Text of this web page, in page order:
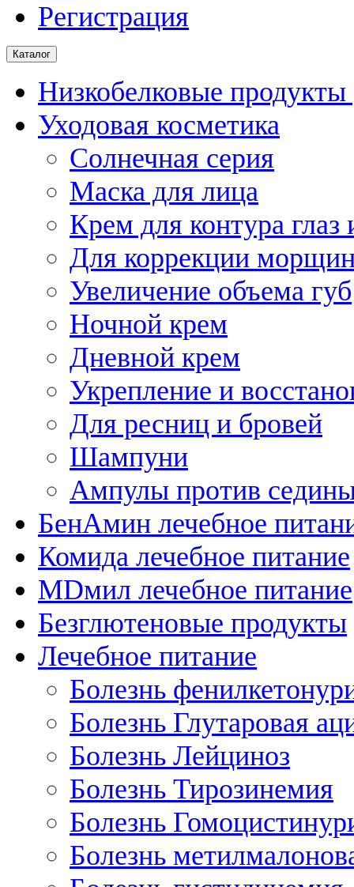
Регистрация
Каталог
Низкобелковые продукты
Уходовая косметика
Солнечная серия
Маска для лица
Крем для контура глаз
Для коррекции
Увеличение объема губ
Ночной крем
Дневной крем
Укрепление и
Для ресниц и бровей
Шампуни
Ампулы против
БенАмин лечебное
Комида лечебное питание
MDмил лечебное питание
Безглютеновые продукты
Лечебное питание
Болезнь
Болезнь Глутаровая
Болезнь Лейциноз
Болезнь Тирозинемия
Болезнь
Болезнь